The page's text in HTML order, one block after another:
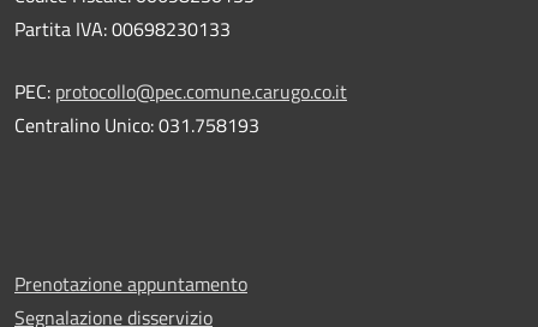
Partita IVA: 00698230133
PEC: protocollo@pec.comune.carugo.co.it
Centralino Unico: 031.758193
Prenotazione appuntamento
Segnalazione disservizio